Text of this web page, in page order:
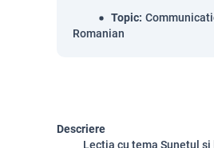
Topic:
Romanian
Descriere
Lecția cu tema Sunetul și